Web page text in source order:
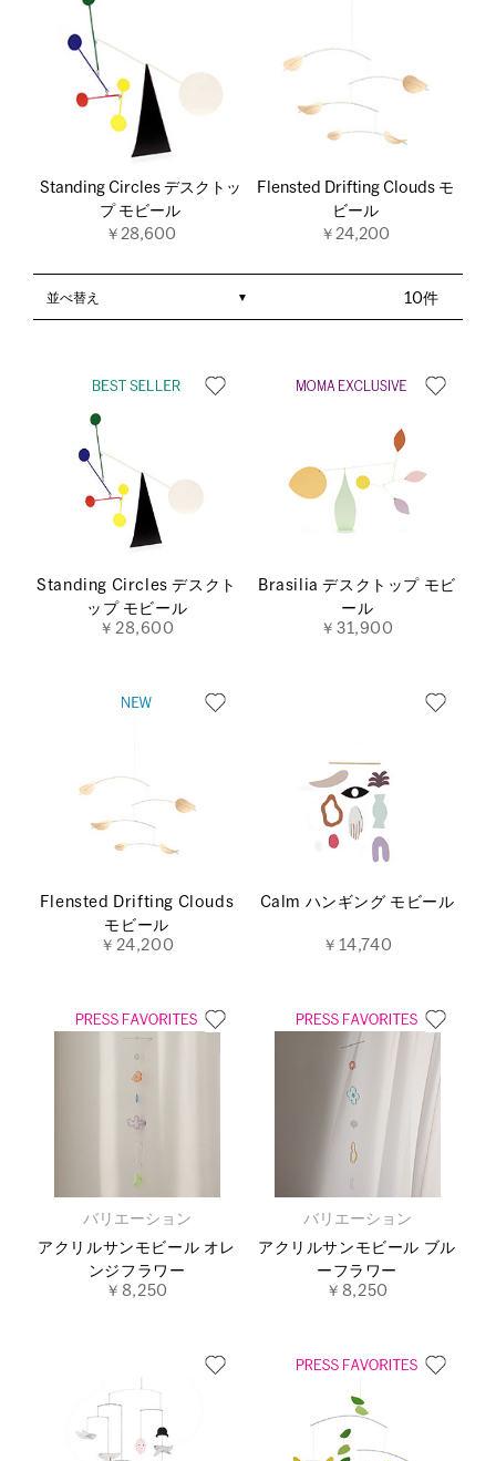
Standing Circles デスクトッ
プ モビール
￥28,600
Flensted Drifting Clouds モ
ビール
￥24,200
10件
並べ替え
Standing Circles デスクト
ップ モビール
￥28,600
Brasilia デスクトップ モビ
ール
￥31,900
Flensted Drifting Clouds
モビール
￥24,200
Calm ハンギング モビール
￥14,740
バリエーション
アクリルサンモビール オレ
ンジフラワー
￥8,250
バリエーション
アクリルサンモビール ブル
ーフラワー
￥8,250